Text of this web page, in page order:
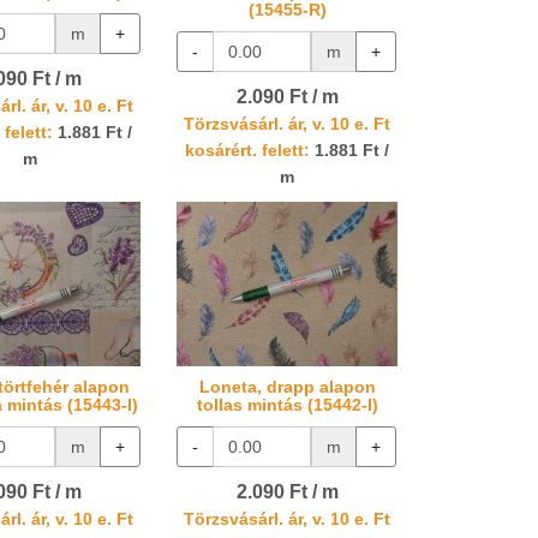
m +
Ft / m
ár, v. 10 e. Ft
felett: 1.881 Ft /
m
(15455-R)
- m +
2.090 Ft / m
Törzsvásárl. ár, v. 10 e. Ft
kosárért. felett: 1.881 Ft /
m
alapon
mintás (15443-I)
m +
Ft / m
ár, v. 10 e. Ft
Loneta, drapp alapon
tollas mintás (15442-I)
- m +
2.090 Ft / m
Törzsvásárl. ár, v. 10 e. Ft